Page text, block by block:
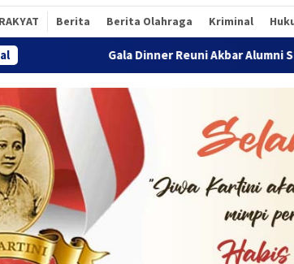
Berita Berita Olahraga Kriminal
Gala Dinner Reuni Akbar Alumni SMANDA